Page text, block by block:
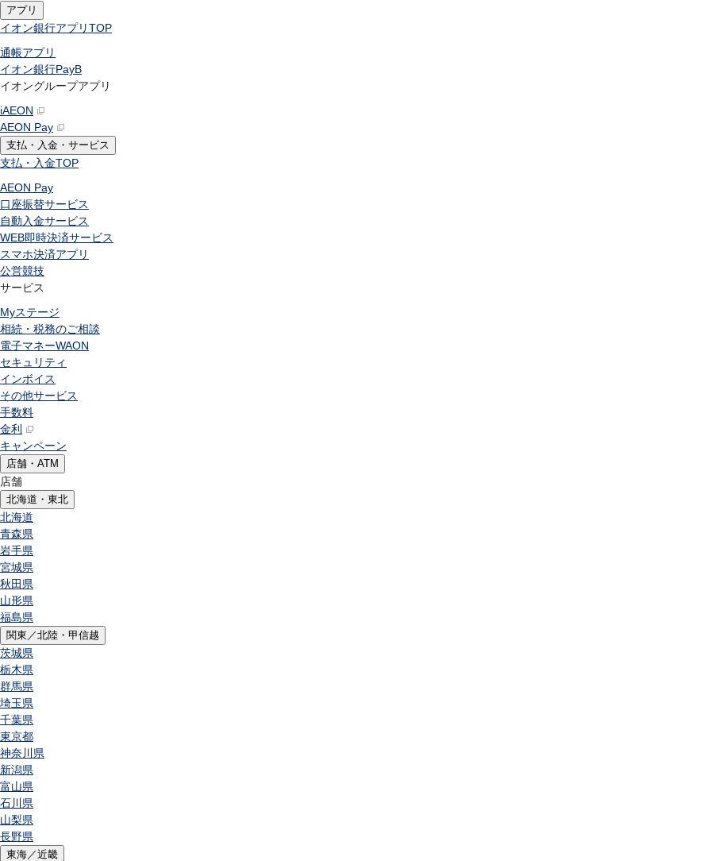
アプリ
イオン銀行アプリTOP
通帳アプリ
イオン銀行PayB
イオングループアプリ
iAEON
AEON Pay
支払・入金・サービス
支払・入金TOP
AEON Pay
口座振替サービス
自動入金サービス
WEB即時決済サービス
スマホ決済アプリ
公営競技
サービス
Myステージ
相続・税務のご相談
電子マネーWAON
セキュリティ
インボイス
その他サービス
手数料
金利
キャンペーン
店舗・ATM
店舗
北海道・東北
北海道
青森県
岩手県
宮城県
秋田県
山形県
福島県
関東／北陸・甲信越
茨城県
栃木県
群馬県
埼玉県
千葉県
東京都
神奈川県
新潟県
富山県
石川県
山梨県
長野県
東海／近畿